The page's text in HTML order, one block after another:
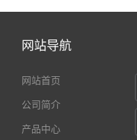
网站导航
网站首页
公司简介
产品中心